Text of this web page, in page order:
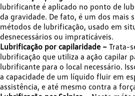
lubrificante é aplicado no ponto de
da gravidade. De fato, é um dos mais
métodos de lubrificação, usado em
desnecessários ou impraticáveis.
Lubrificação por capilaridade – Trata-
lubrificação que utiliza a ação capilar
lubrificante para o local necessário.
a capacidade de um líquido fluir em
assistência, e até mesmo contra a